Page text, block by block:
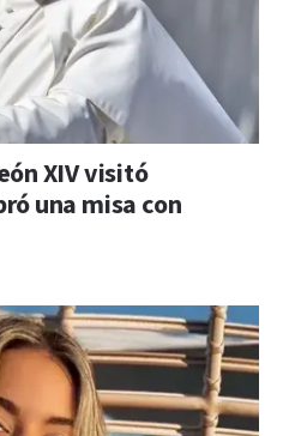
XIV visitó
una misa con